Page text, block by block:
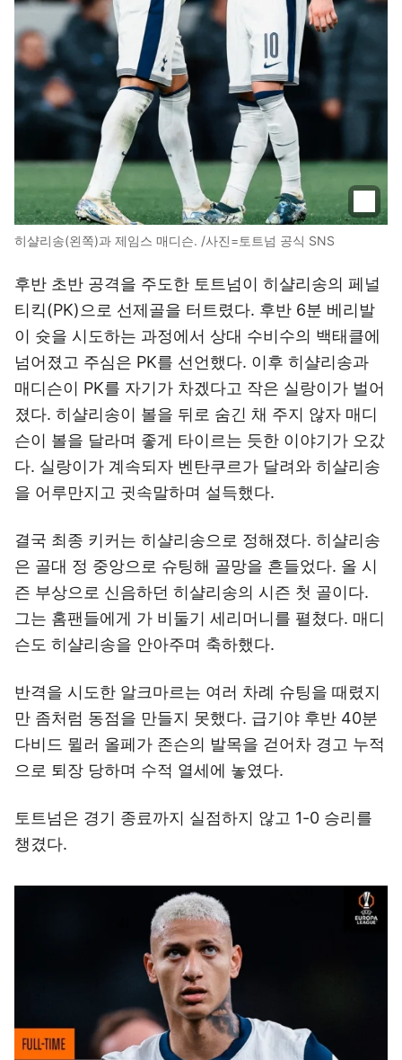
히샬리송(왼쪽)과 제임스 매디슨. /사진=토트넘 공식 SNS
후반 초반 공격을 주도한 토트넘이 히샬리송의 페널
티킥(PK)으로 선제골을 터트렸다. 후반 6분 베리발
이 슛을 시도하는 과정에서 상대 수비수의 백태클에
넘어졌고 주심은 PK를 선언했다. 이후 히샬리송과
매디슨이 PK를 자기가 차겠다고 작은 실랑이가 벌어
졌다. 히샬리송이 볼을 뒤로 숨긴 채 주지 않자 매디
슨이 볼을 달라며 좋게 타이르는 듯한 이야기가 오갔
다. 실랑이가 계속되자 벤탄쿠르가 달려와 히샬리송
을 어루만지고 귓속말하며 설득했다.
결국 최종 키커는 히샬리송으로 정해졌다. 히샬리송
은 골대 정 중앙으로 슈팅해 골망을 흔들었다. 올 시
즌 부상으로 신음하던 히샬리송의 시즌 첫 골이다.
그는 홈팬들에게 가 비둘기 세리머니를 펼쳤다. 매디
슨도 히샬리송을 안아주며 축하했다.
반격을 시도한 알크마르는 여러 차례 슈팅을 때렸지
만 좀처럼 동점을 만들지 못했다. 급기야 후반 40분
다비드 뮐러 올페가 존슨의 발목을 걷어차 경고 누적
으로 퇴장 당하며 수적 열세에 놓였다.
토트넘은 경기 종료까지 실점하지 않고 1-0 승리를
챙겼다.